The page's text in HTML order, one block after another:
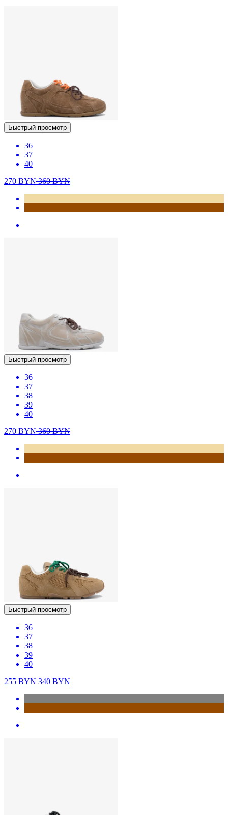
Быстрый просмотр
36
37
40
270 BYN360BYN
Быстрый просмотр
36
37
38
39
40
270 BYN360BYN
Быстрый просмотр
36
37
38
39
40
255 BYN340BYN